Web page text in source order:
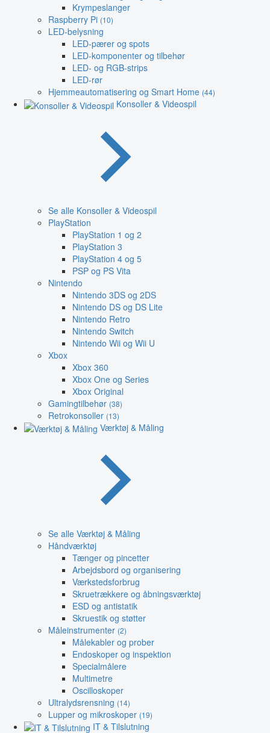
Krympeslanger
Raspberry Pi (10)
LED-belysning
LED-pærer og spots
LED-komponenter og tilbehør
LED- og RGB-strips
LED-rør
Hjemmeautomatisering og Smart Home (44)
Konsoller & Videospil
Se alle Konsoller & Videospil
PlayStation
PlayStation 1 og 2
PlayStation 3
PlayStation 4 og 5
PSP og PS Vita
Nintendo
Nintendo 3DS og 2DS
Nintendo DS og DS Lite
Nintendo Retro
Nintendo Switch
Nintendo Wii og Wii U
Xbox
Xbox 360
Xbox One og Series
Xbox Original
Gamingtilbehør (38)
Retrokonsoller (13)
Værktøj & Måling
Se alle Værktøj & Måling
Håndværktøj
Tænger og pincetter
Arbejdsbord og organisering
Værkstedsforbrug
Skruetrækkere og åbningsværktøj
ESD og antistatik
Skruestik og støtter
Måleinstrumenter (2)
Målekabler og prober
Endoskoper og inspektion
Specialmålere
Multimetre
Oscilloskoper
Ultralydsrensning (14)
Lupper og mikroskoper (19)
IT & Tilslutning